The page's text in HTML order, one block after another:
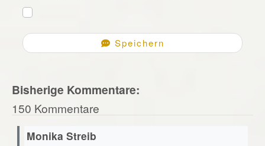
Speichern
Bisherige Kommentare:
150 Kommentare
Monika Streib